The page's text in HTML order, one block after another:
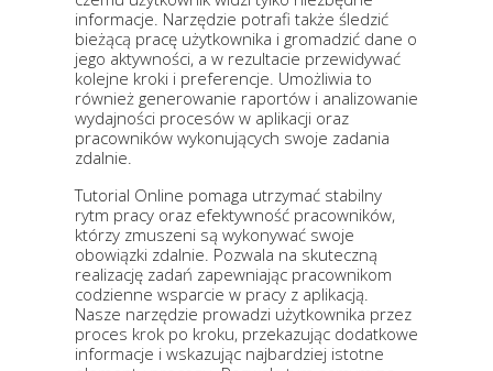
informacje. Narzędzie potrafi także śledzić
bieżącą pracę użytkownika i gromadzić dane o
jego aktywności, a w rezultacie przewidywać
kolejne kroki i preferencje. Umożliwia to
również generowanie raportów i analizowanie
wydajności procesów w aplikacji oraz
pracowników wykonujących swoje zadania
zdalnie.
Tutorial Online pomaga utrzymać stabilny
rytm pracy oraz efektywność pracowników,
którzy zmuszeni są wykonywać swoje
obowiązki zdalnie. Pozwala na skuteczną
realizację zadań zapewniając pracownikom
codzienne wsparcie w pracy z aplikacją.
Nasze narzędzie prowadzi użytkownika przez
proces krok po kroku, przekazując dodatkowe
informacje i wskazując najbardziej istotne